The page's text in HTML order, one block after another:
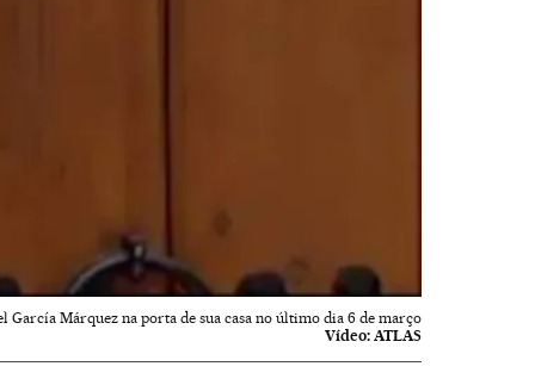
García Márquez na porta de sua casa no último dia 6 de março
Vídeo: ATLAS